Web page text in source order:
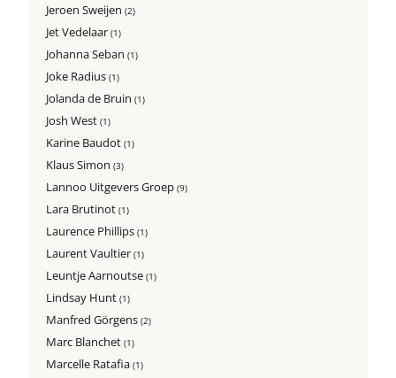
Jeroen Sweijen(2)
Jet Vedelaar(1)
Johanna Seban(1)
Joke Radius(1)
Jolanda de Bruin(1)
Josh West(1)
Karine Baudot(1)
Klaus Simon(3)
Lannoo Uitgevers Groep(9)
Lara Brutinot(1)
Laurence Phillips(1)
Laurent Vaultier(1)
Leuntje Aarnoutse(1)
Lindsay Hunt(1)
Manfred Görgens(2)
Marc Blanchet(1)
Marcelle Ratafia(1)